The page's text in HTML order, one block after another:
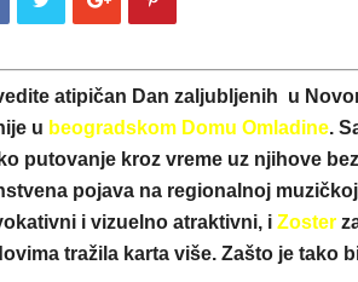
atipičan Dan zaljubljenih u
u beogradskom Domu Omladine.
putovanje kroz vreme uz njihove
pojava na regionalnoj
i vizuelno atraktivni, i Zoster
tražila karta više. Zašto je tako